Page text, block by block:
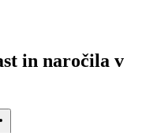
in naročila v